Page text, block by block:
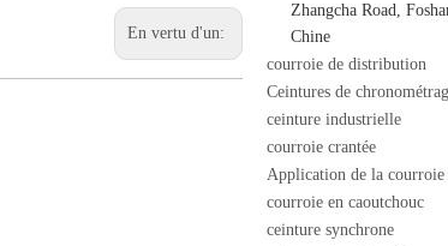
En vertu d'un:
Zhangcha Road,
Chine
courroie de distribution
Ceintures de
ceinture industrielle
courroie crantée
Application de la
courroie en caoutchouc
ceinture synchrone